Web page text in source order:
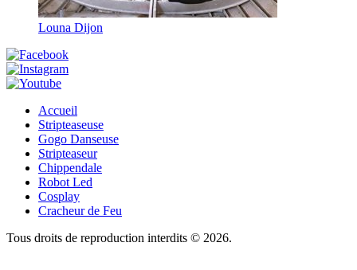
Louna Dijon
Accueil
Stripteaseuse
Gogo Danseuse
Stripteaseur
Chippendale
Robot Led
Cosplay
Cracheur de Feu
Tous droits de reproduction interdits © 2026.